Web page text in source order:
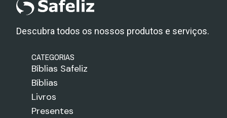
Descubra todos os nossos produtos e serviços.
CATEGORIAS
Bíblias Safeliz
Bíblias
Livros
Presentes